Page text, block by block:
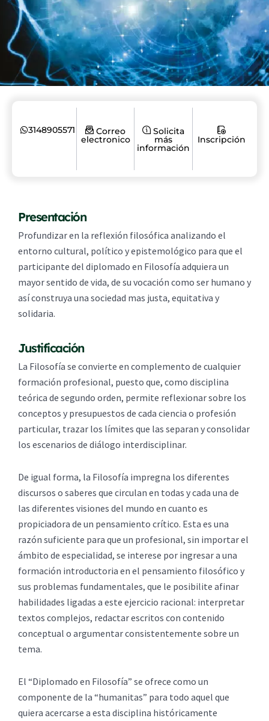
3148905571 Correo
electronico
Solicita
más
información
Inscripción
Presentación
Profundizar en la reflexión filosófica analizando el
entorno cultural, político y epistemológico para que el
participante del diplomado en Filosofía adquiera un
mayor sentido de vida, de su vocación como ser humano y
así construya una sociedad mas justa, equitativa y
solidaria.
Justificación
La Filosofía se convierte en complemento de cualquier
formación profesional, puesto que, como disciplina
teórica de segundo orden, permite reflexionar sobre los
conceptos y presupuestos de cada ciencia o profesión
particular, trazar los límites que las separan y consolidar
los escenarios de diálogo interdisciplinar.
De igual forma, la Filosofía impregna los diferentes
discursos o saberes que circulan en todas y cada una de
las diferentes visiones del mundo en cuanto es
propiciadora de un pensamiento crítico. Esta es una
razón suficiente para que un profesional, sin importar el
ámbito de especialidad, se interese por ingresar a una
formación introductoria en el pensamiento filosófico y
sus problemas fundamentales, que le posibilite afinar
habilidades ligadas a este ejercicio racional: interpretar
textos complejos, redactar escritos con contenido
conceptual o argumentar consistentemente sobre un
tema.
El “Diplomado en Filosofía” se ofrece como un
componente de la “humanitas” para todo aquel que
quiera acercarse a esta disciplina históricamente